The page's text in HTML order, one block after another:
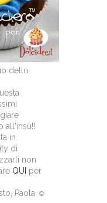
dello
all'insù!!
in
di
non
QUI per
Paola ☺